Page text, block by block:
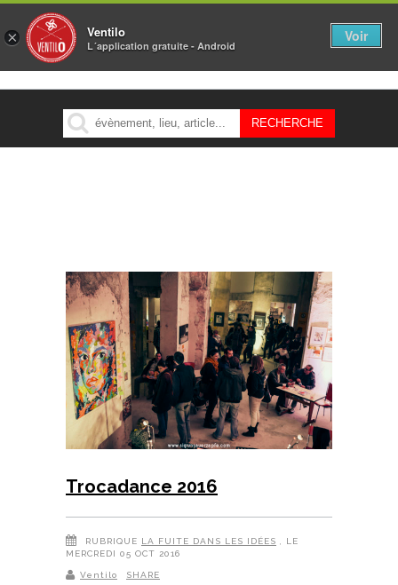
MENU
Trocadance 2016
RUBRIQUE LA FUITE DANS LES IDÉES
, LE
MERCREDI 05 OCT 2016
Ventilo SHARE
× Ventilo
L´application gratuite - Android
Voir